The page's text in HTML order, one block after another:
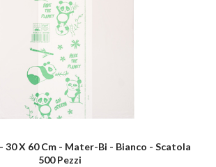
30 X 60 Cm - Mater-Bi - Bianco - Scatola
500 Pezzi